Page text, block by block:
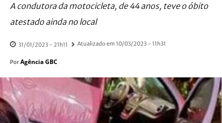
A condutora da motocicleta, de 44 anos, teve o óbito
atestado ainda no local
31/01/2023 - 21h11 Atualizado em 10/03/2023 - 11h31
Por Agência GBC